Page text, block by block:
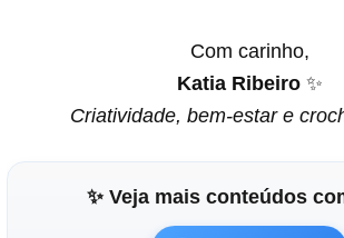
Com carinho,
Katia Ribeiro✨
Criatividade, bem-estar e
✨ Veja mais conteúdos